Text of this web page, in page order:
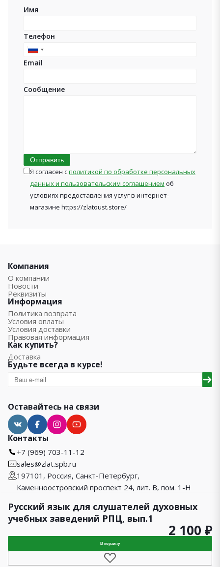
Русский язык для слушателей духовных
учебных заведений РПЦ, вып.1
2 100 ₽
В корзину
Имя
Телефон
Russia
+7
Email
Сообщение
Отправить
Я согласен сполитикой по обработке персональных
данных и пользовательским соглашением об
условиях предоставления услуг в интернет-
магазине https://zlatoust.store/
Компания
О компании
Новости
Реквизиты
Информация
Политика возврата
Условия оплаты
Условия доставки
Правовая информация
Как купить?
Доставка
Будьте всегда в курсе!
Оставайтесь на связи
Контакты
+7 (969) 703-11-12
sales@zlat.spb.ru
197101, Россия, Санкт-Петербург,
Каменноостровский проспект 24, лит. В, пом. 1-Н
Карта сайта